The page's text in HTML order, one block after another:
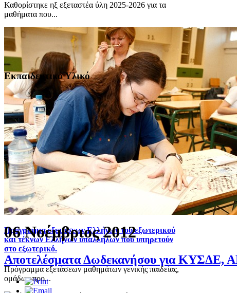
Καθορίστηκε ηξ εξεταστέα ύλη 2025-2026 για τα
μαθήματα που...
Πρόγραμμα εξετάσεων Ελλήνων του εξωτερικού
και τέκνων Ελλήνων υπαλλήλων που υπηρετούν
στο εξωτερικό.
Πρόγραμμα εξετάσεων μαθημάτων γενικής παιδείας,
ομάδων προ...
Εκπαιδευτικό Υλικό
06 Νοέμβριος 2012
Αποτελέσματα Δωδεκανήσου για